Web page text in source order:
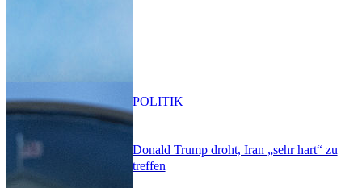
Donald Trump droht, Iran „sehr hart“ zu
treffen
POLITIK